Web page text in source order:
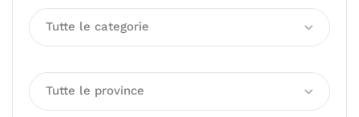
Tutte le categorie
Tutte le province